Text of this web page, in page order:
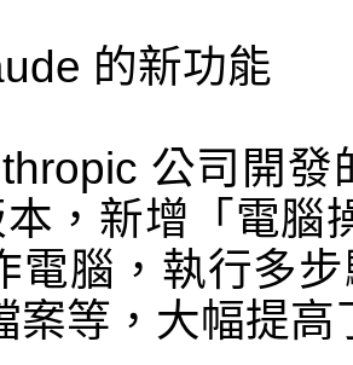
的新功能
公司開
，新增「電腦
電腦，執行多
案等，大幅提